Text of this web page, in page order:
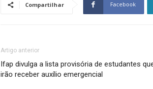
Compartilhar Facebook
Artigo anterior
Ifap divulga a lista provisória de estudantes
irão receber auxílio emergencial